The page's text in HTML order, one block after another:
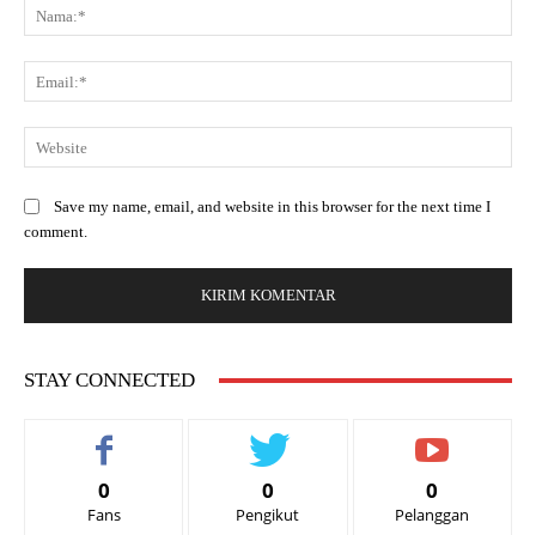
Save my name, email, and website in this browser for the next time I
comment.
STAY CONNECTED
0
Fans
0
Pengikut
0
Pelanggan